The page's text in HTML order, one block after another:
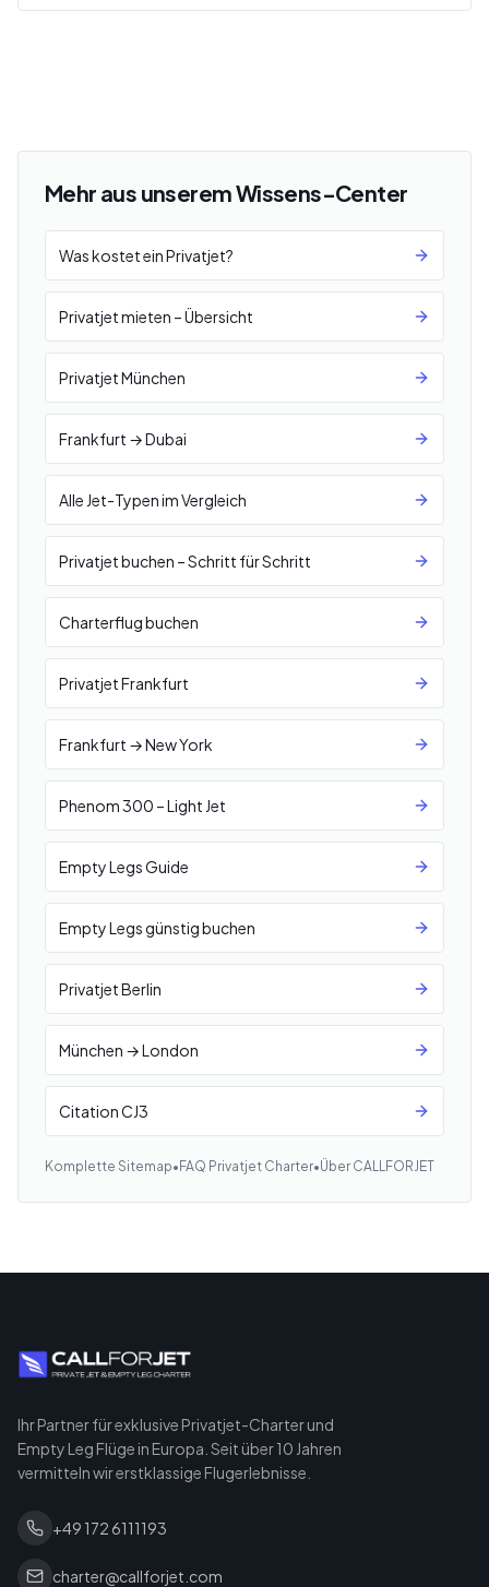
Mehr aus unserem Wissens-Center
Was kostet ein Privatjet?
Privatjet mieten – Übersicht
Privatjet München
Frankfurt → Dubai
Alle Jet-Typen im Vergleich
Privatjet buchen – Schritt für Schritt
Charterflug buchen
Privatjet Frankfurt
Frankfurt → New York
Phenom 300 – Light Jet
Empty Legs Guide
Empty Legs günstig buchen
Privatjet Berlin
München → London
Citation CJ3
Komplette Sitemap• FAQ Privatjet Charter•Über CALLFORJET
Ihr Partner für exklusive Privatjet-Charter und
Empty Leg Flüge in Europa. Seit über 10 Jahren
vermitteln wir erstklassige Flugerlebnisse.
+49 172 6111193
charter@callforjet.com